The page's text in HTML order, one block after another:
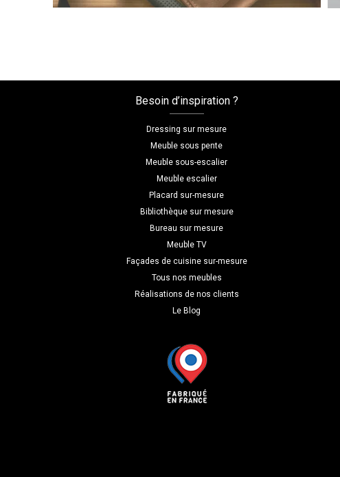
Besoin d’inspiration ?
Dressing sur mesure
Meuble sous pente
Meuble sous-escalier
Meuble escalier
Placard sur-mesure
Bibliothèque sur mesure
Bureau sur mesure
Meuble TV
Façades de cuisine sur-mesure
Tous nos meubles
Réalisations de nos clients
Le Blog